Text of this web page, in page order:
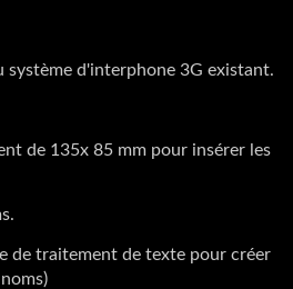
système d'interphone 3G existant.
de 135x 85 mm pour insérer les
de traitement de texte pour créer